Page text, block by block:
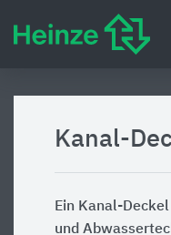
Kanal-
Ein Kanal-
und